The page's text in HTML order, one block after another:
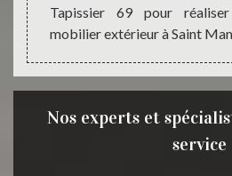
Tapissier 69 pour
mobilier extérieur à Saint
Nos experts et
service